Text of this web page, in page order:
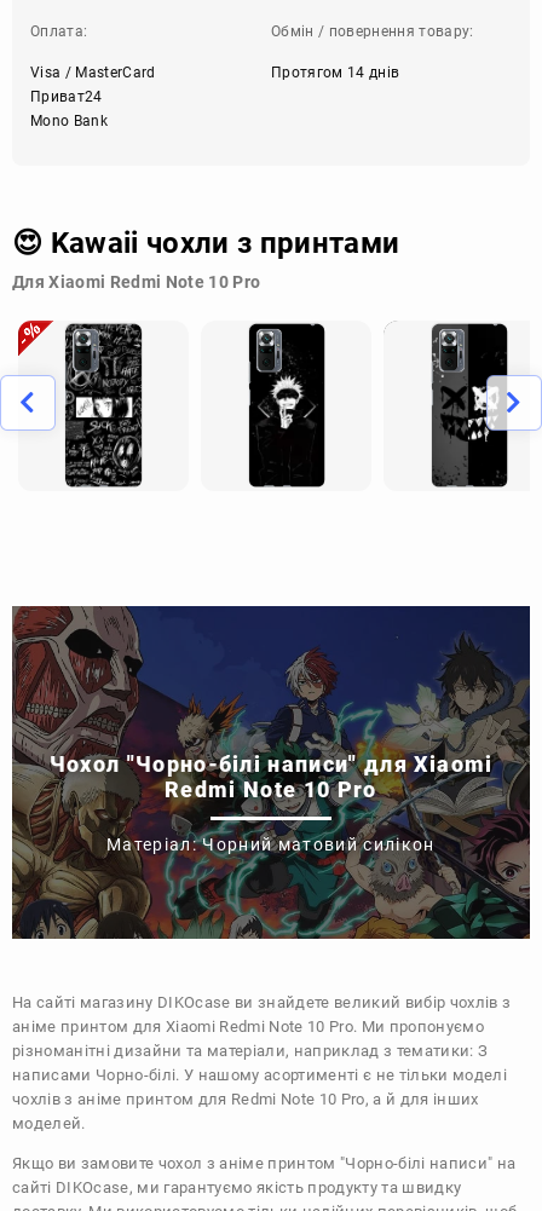
Оплата:
Visa / MasterCard
Приват24
Mono Bank
Обмін / повернення товару:
Протягом 14 днів
😍 Kawaii чохли з принтами
Для Xiaomi Redmi Note 10 Pro
Чохол "Чорно-білі написи" для Xiaomi
Redmi Note 10 Pro
Матеріал: Чорний матовий силікон
На сайті магазину DIKOcase ви знайдете великий вибір чохлів з
аніме принтом для Xiaomi Redmi Note 10 Pro. Ми пропонуємо
різноманітні дизайни та матеріали, наприклад з тематики:З
написами Чорно-білі. У нашому асортименті є не тільки моделі
чохлів з аніме принтом для Redmi Note 10 Pro, а й для інших
моделей.
Якщо ви замовите чохол з аніме принтом "Чорно-білі написи" на
сайті DIKOcase, ми гарантуємо якість продукту та швидку